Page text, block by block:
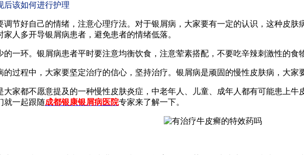
后该如何进行护理
节好自己的情绪，注意心理疗法。对于银屑病，大家要有一定的认识，这种皮
人多开导银屑病患者，避免患者的情绪低落。
一环。银屑病患者平时要注意均衡饮食，注意荤素搭配，不要吃辛辣刺激性的食
的过程中，大家要坚定治疗的信心，坚持治疗。银屑病是顽固的慢性皮肤病，大家
大家都不愿意提及的一种慢性皮肤炎症，中老年人、儿童、成年人都有可能患上
就一起跟随成都银康银屑病医院专家来了解一下。